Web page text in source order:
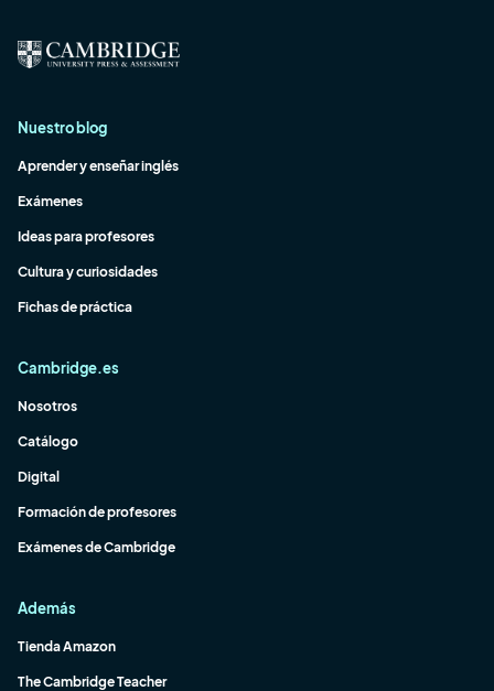
Nuestro blog
Aprender y enseñar inglés
Exámenes
Ideas para profesores
Cultura y curiosidades
Fichas de práctica
Cambridge.es
Nosotros
Catálogo
Digital
Formación de profesores
Exámenes de Cambridge
Además
Tienda Amazon
The Cambridge Teacher